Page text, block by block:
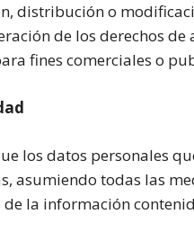
distribución o
de los derechos de
fines comerciales o
los datos personales
asumiendo todas las
la información